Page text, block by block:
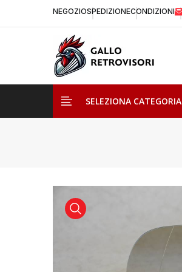
NEGOZIOSPEDIZIONECONDIZIONI
SELEZIONA CATEGORIA
visualizza prodotto